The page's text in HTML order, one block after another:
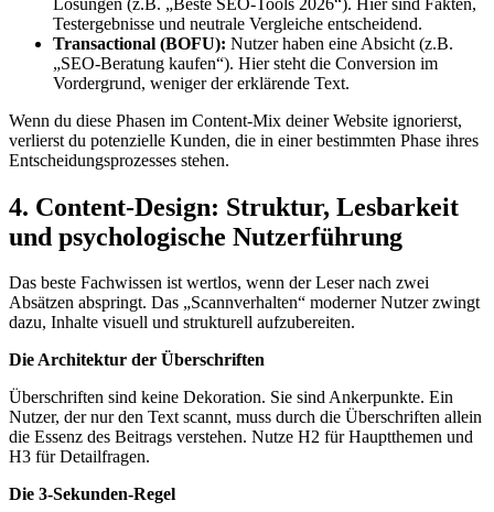
Testergebnisse und neutrale Vergleiche entscheidend.
Transactional (BOFU): Nutzer haben eine Absicht (z.B.
„SEO-Beratung kaufen“). Hier steht die Conversion im
Vordergrund, weniger der erklärende Text.
Wenn du diese Phasen im Content-Mix deiner Website ignorierst,
verlierst du potenzielle Kunden, die in einer bestimmten Phase ihres
Entscheidungsprozesses stehen.
4. Content-Design: Struktur, Lesbarkeit
und psychologische Nutzerführung
Das beste Fachwissen ist wertlos, wenn der Leser nach zwei
Absätzen abspringt. Das „Scannverhalten“ moderner Nutzer zwingt
dazu, Inhalte visuell und strukturell aufzubereiten.
Die Architektur der Überschriften
Überschriften sind keine Dekoration. Sie sind Ankerpunkte. Ein
Nutzer, der nur den Text scannt, muss durch die Überschriften allein
die Essenz des Beitrags verstehen. Nutze H2 für Hauptthemen und
H3 für Detailfragen.
Die 3-Sekunden-Regel